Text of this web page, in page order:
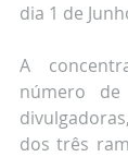
dia 1 de
A
número
dos três